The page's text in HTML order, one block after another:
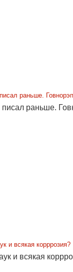
раньше. Говнорэп
раньше.
и всякая корррозия?
и всякая